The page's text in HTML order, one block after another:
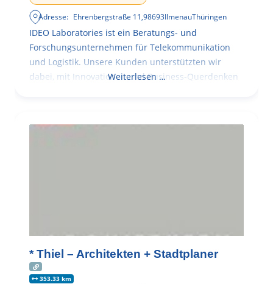
Adresse: Ehrenbergstraße 11,98693IlmenauThüringen
IDEO Laboratories ist ein Beratungs- und
Forschungsunternehmen für Telekommunikation
und Logistik. Unsere Kunden unterstützten wir
dabei, mit Innovationen und Business-Querdenken
Weiterlesen …
* Thiel – Architekten + Stadtplaner
353.33 km